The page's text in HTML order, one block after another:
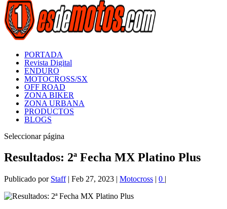
PORTADA
Revista Digital
ENDURO
MOTOCROSS/SX
OFF ROAD
ZONA BIKER
ZONA URBANA
PRODUCTOS
BLOGS
Seleccionar página
Resultados: 2ª Fecha MX Platino Plus
Publicado por Staff| Feb 27, 2023 | Motocross | 0 |